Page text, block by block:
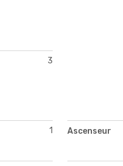
3
1 Ascenseur